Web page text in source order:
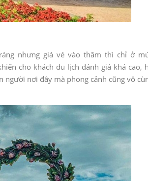
nhưng giá vé vào thăm thì chỉ ở
cho khách du lịch đánh giá khá cao,
người nơi đây mà phong cảnh cũng vô